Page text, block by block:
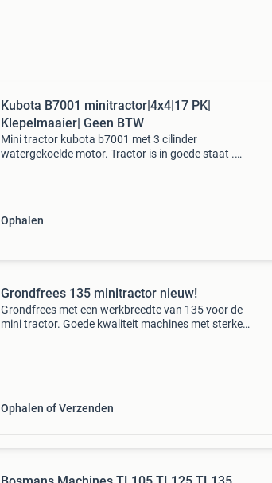
Kubota B7001 minitractor|4x4|17 PK|
Klepelmaaier| Geen BTW
Mini tractor kubota b7001 met 3 cilinder
watergekoelde motor. Tractor is in goede staat .
Ophalen
Grondfrees 135 minitractor nieuw!
Grondfrees met een werkbreedte van 135 voor de
mini tractor. Goede kwaliteit machines met sterke
Ophalen of Verzenden